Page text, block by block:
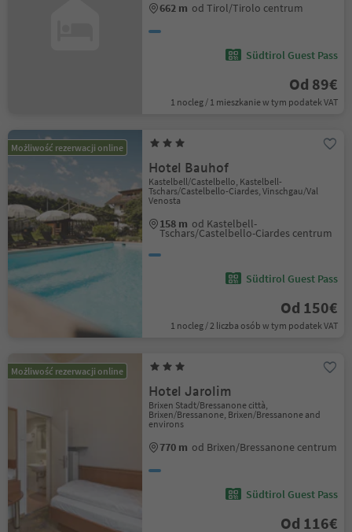
662 m od Tirol/Tirolo centrum
Südtirol Guest Pass
Od 89€
1 nocleg / 1 mieszkanie w tym podatek VAT
Możliwość rezerwacji online
Hotel Bauhof
Kastelbell/Castelbello, Kastelbell-
Tschars/Castelbello-Ciardes, Vinschgau/Val
Venosta
158 m od Kastelbell-
Tschars/Castelbello-Ciardes centrum
Südtirol Guest Pass
Od 150€
1 nocleg / 2 liczba osób w tym podatek VAT
Możliwość rezerwacji online
Hotel Jarolim
Brixen Stadt/Bressanone città,
Brixen/Bressanone, Brixen/Bressanone and
environs
770 m od Brixen/Bressanone centrum
Südtirol Guest Pass
Od 116€